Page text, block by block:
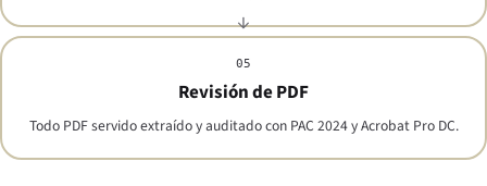
05
Revisión de PDF
Todo PDF servido extraído y auditado con PAC 2024 y Acrobat Pro DC.